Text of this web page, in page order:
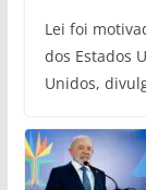
Lei foi
dos Estados
Unidos,